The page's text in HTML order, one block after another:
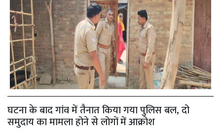
घटना के बाद गांव में तैनात किया गया पुलिस बल, दो
समुदाय का मामला होने से लोगों में आक्रोश